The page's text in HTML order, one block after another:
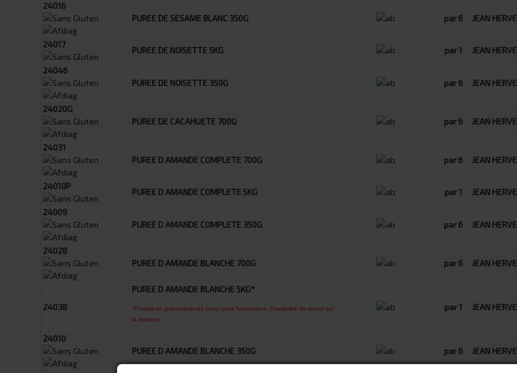
24016
PUREE DE SESAME BLANC 350G
par 6 JEAN HERVE
24017
PUREE DE NOISETTE 5KG par 1 JEAN HERVE
24046
PUREE DE NOISETTE 350G
par 6 JEAN HERVE
24020G
PUREE DE CACAHUETE 700G
par 6 JEAN HERVE
24031
PUREE D AMANDE COMPLETE 700G
par 6 JEAN HERVE
24010P
PUREE D AMANDE COMPLETE 5KG par 1 JEAN HERVE
24009
PUREE D AMANDE COMPLETE 350G
par 6 JEAN HERVE
24028
PUREE D AMANDE BLANCHE 700G
par 6 JEAN HERVE
24038
PUREE D AMANDE BLANCHE 5KG*
*Produit en précommande chez notre fournisseur. Possibilité de retard sur
la livraison.
par 1 JEAN HERVE
24010
PUREE D AMANDE BLANCHE 350G
par 6 JEAN HERVE